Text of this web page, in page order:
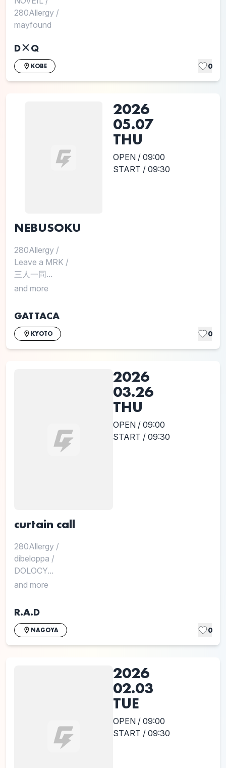
280Allergy /
mayfound
D×Q
KOBE 0
2026
05.07
THU
OPEN / 09:00
START / 09:30
NEBUSOKU
280Allergy /
Leave a MRK /
三人一同...
and more
GATTACA
KYOTO 0
2026
03.26
THU
OPEN / 09:00
START / 09:30
curtain call
280Allergy /
dibeloppa /
DOLOCY...
and more
R.A.D
NAGOYA 0
2026
02.03
TUE
OPEN / 09:00
START / 09:30